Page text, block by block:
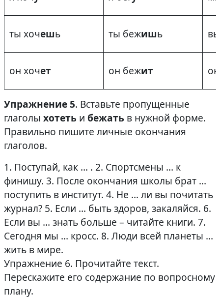
ты хочешь ты бежишь
он хочет он бежит
Упражнение 5. Вставьте пропущенные
глаголы хотеть и бежать в нужной форме.
Правильно пишите личные окончания
глаголов.
1. Поступай, как … . 2. Спортсмены … к
финишу. 3. После окончания школы брат …
поступить в институт. 4. Не … ли вы почитать
журнал? 5. Если … быть здоров, закаляйся. 6.
Если вы … знать больше – читайте книги. 7.
Сегодня мы … кросс. 8. Люди всей планеты …
жить в мире.
Упражнение 6. Прочитайте текст.
Перескажите его содержание по вопросному
плану.